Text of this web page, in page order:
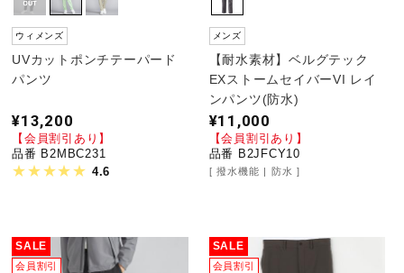
ウィメンズ
UVカットポンチテーパード
パンツ
¥13,200
【会員割引あり】
品番 B2MBC231
4.6
メンズ
【耐水素材】ベルグテック
EXストームセイバーVI レイ
ンパンツ(防水)
¥11,000
【会員割引あり】
品番 B2JFCY10
撥水機能 防水
SALE
会員割引
SALE
会員割引